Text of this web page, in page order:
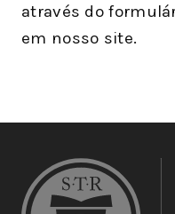
através do
em nosso site.